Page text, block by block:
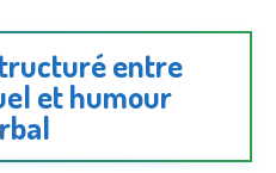
entre
et humour